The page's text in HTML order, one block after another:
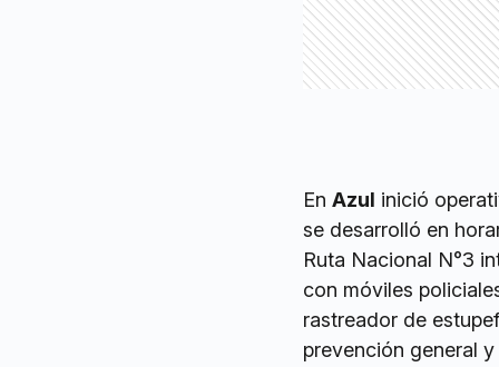
En Azul inició
se desarrolló en
Ruta Nacional N°3
con móviles
rastreador de
prevención general